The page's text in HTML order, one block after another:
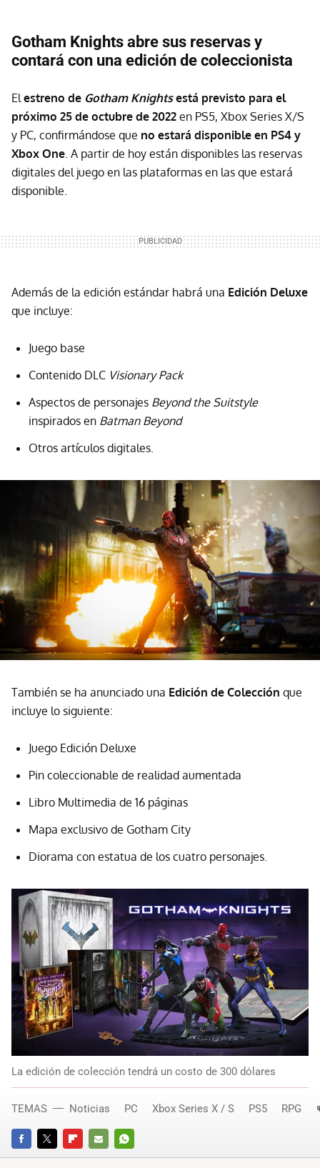
Gotham Knights abre sus reservas y
contará con una edición de coleccionista
El estreno de Gotham Knightsestá previsto para el
próximo 25 de octubre de 2022 en PS5, Xbox Series X/S
y PC, confirmándose que no estará disponible en PS4 y
Xbox One . A partir de hoy están disponibles las reservas
digitales del juego en las plataformas en las que estará
disponible.
Además de la edición estándar habrá una Edición Deluxe
que incluye:
Juego base
Contenido DLC Visionary Pack
Aspectos de personajes Beyond the Suitstyle
inspirados en Batman Beyond
Otros artículos digitales.
También se ha anunciado una Edición de Colección que
incluye lo siguiente:
Juego Edición Deluxe
Pin coleccionable de realidad aumentada
Libro Multimedia de 16 páginas
Mapa exclusivo de Gotham City
Diorama con estatua de los cuatro personajes.
La edición de colección tendrá un costo de 300 dólares
FACEBOOKTWITTERFLIPBOARD
E-
WHATSAPP
TEMAS Noticias PC Xbox Series X / S PS5 RPG